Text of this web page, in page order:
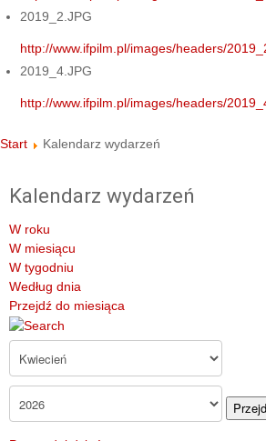
2019_2.JPG
http://www.ifpilm.pl/images/headers/
2019_4.JPG
http://www.ifpilm.pl/images/headers/
Start Kalendarz wydarzeń
Kalendarz wydarzeń
W roku
W miesiącu
W tygodniu
Według dnia
Przejdź do miesiąca